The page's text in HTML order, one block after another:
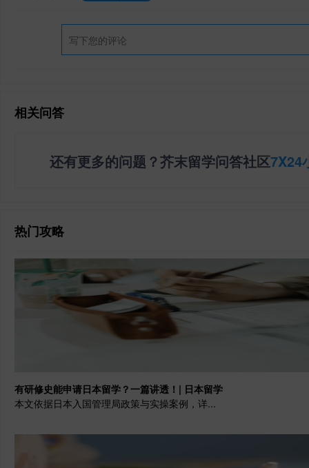
相关问答
还有更多的问题？芥末留学问答社区7X24
热门攻略
有研修史能申请日本留学？一篇讲透！| 日本留学
本文依据日本入国管理局政策与实操案例，详...